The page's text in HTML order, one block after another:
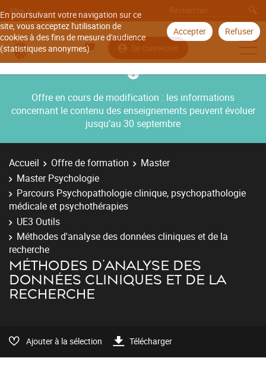
En poursuivant votre navigation sur ce
site, vous acceptez l'utilisation de
cookies à des fins de mesure d'audience
(statistiques anonymes).
Accepter Refuser
Aller à
Se connecter
Offre en cours de modification : les informations
concernant le contenu des enseignements peuvent évoluer
jusqu’au 30 septembre
Accueil Offre de formation
Master
Master Psychologie
Parcours Psychopathologie clinique, psychopathologie
médicale et psychothérapies
UE3 Outils
Méthodes d'analyse des données cliniques et de la
recherche
MÉTHODES D'ANALYSE DES
DONNÉES CLINIQUES ET DE LA
RECHERCHE
Ajouter à la sélection Télécharger